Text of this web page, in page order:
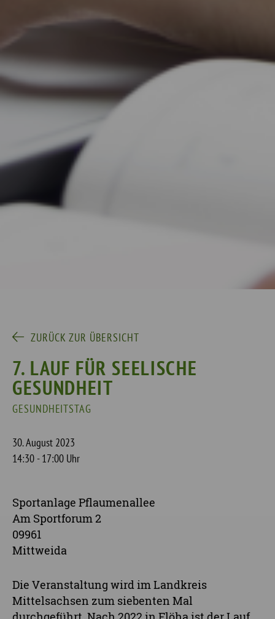
ZURÜCK ZUR ÜBERSICHT
7. LAUF FÜR SEELISCHE
GESUNDHEIT
GESUNDHEITSTAG
30. August 2023
14:30 - 17:00 Uhr
Sportanlage Pflaumenallee
Am Sportforum 2
09961
Mittweida
Die Veranstaltung wird im Landkreis
Mittelsachsen zum siebenten Mal